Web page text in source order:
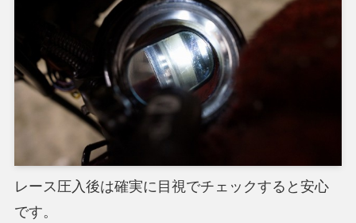
レース圧入後は確実に目視でチェックすると安心
です。